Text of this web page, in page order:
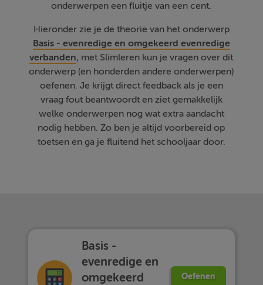
onderwerpen een fluitje van een cent.
Hieronder zie je de theorie van het onderwerp
Basis - evenredige en omgekeerd evenredige
verbanden, met Slimleren kun je vragen over dit
onderwerp (en honderden andere onderwerpen)
oefenen. Je krijgt direct feedback als je een
vraag fout beantwoordt en ziet gemakkelijk
welke onderwerpen nog wat extra aandacht
nodig hebben. Zo ben je altijd voorbereid op
toetsen en ga je fluitend het schooljaar door.
Basis -
evenredige en
omgekeerd
Oefenen